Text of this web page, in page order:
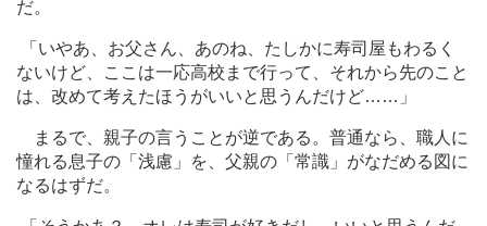
だ。
「いやあ、お父さん、あのね、たしかに寿司屋もわるく
ないけど、ここは一応高校まで行って、それから先のこと
は、改めて考えたほうがいいと思うんだけど… …」
まるで、親子の言うことが逆である。普通なら、職人に
憧れる息子の「浅慮」を、父親の「常識」がなだめる図に
なるはずだ。